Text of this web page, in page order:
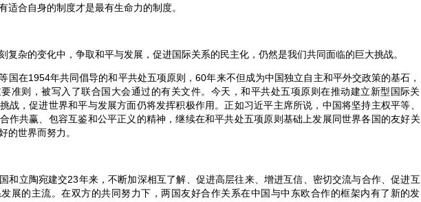
适合自身的制度才是最有生命力的制度。
杂的变化中，争取和平与发展，促进国际关系的民主化，仍然是我们共同面临的巨大挑战。
在1954年共同倡导的和平共处五项原则，60年来不但成为中国独立自主和平外交政策的基石，
准则，被写入了联合国大会通过的有关文件。今天，和平共处五项原则在推动建立新型国际关
战，促进世界和平与发展方面仍将发挥积极作用。正如习近平主席所说，中国将坚持主权平等、
作共赢、包容互鉴和公平正义的精神，继续在和平共处五项原则基础上发展同世界各国的友好关
的世界而努力。
立陶宛建交23年来，不断加深相互了解、促进高层往来、增进互信、密切交流与合作、促进互
展的主流。在双方的共同努力下，两国友好合作关系在中国与中东欧合作的框架内有了新的发